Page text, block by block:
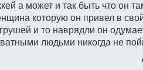
а может и так быть что он
которую он привел в
и то наврядли он
людьми никогда не